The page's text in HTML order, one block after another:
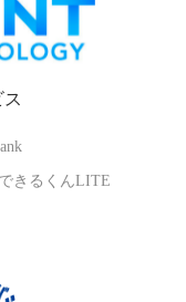
きるくんLITE